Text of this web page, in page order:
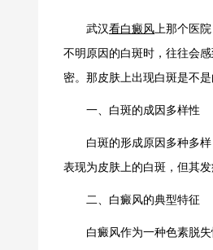
武汉看白癜风上那个医
不明原因的白斑时，往往会
密。那皮肤上出现白斑是不
一、白斑的成因多样性
白斑的形成原因多种多样
表现为皮肤上的白斑，但其
二、白癜风的典型特征
白癜风作为一种色素脱失